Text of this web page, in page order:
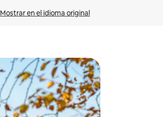
Mostrar en el idioma original